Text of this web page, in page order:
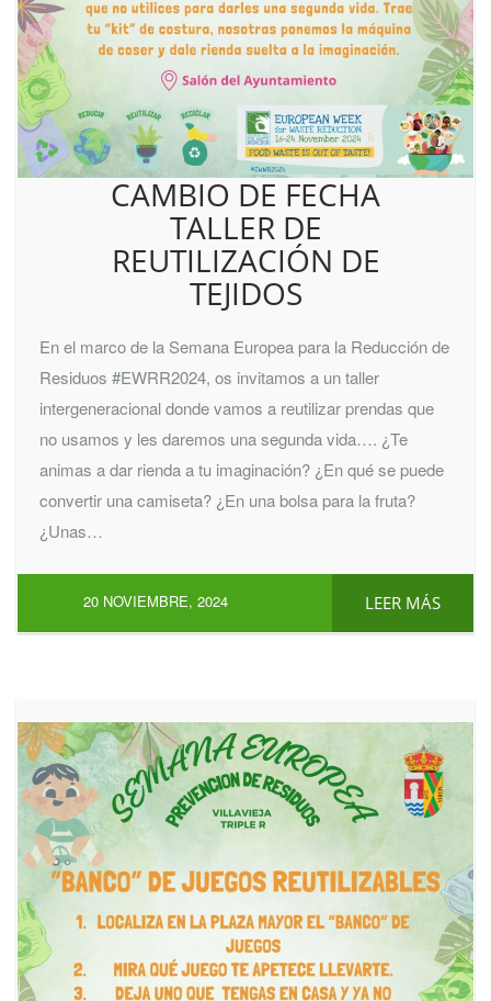
CAMBIO DE FECHA
TALLER DE
REUTILIZACIÓN DE
TEJIDOS
En el marco de la Semana Europea para la Reducción de
Residuos #EWRR2024, os invitamos a un taller
intergeneracional donde vamos a reutilizar prendas que
no usamos y les daremos una segunda vida…. ¿Te
animas a dar rienda a tu imaginación? ¿En qué se puede
convertir una camiseta? ¿En una bolsa para la fruta?
¿Unas…
LEER MÁS
20 NOVIEMBRE, 2024